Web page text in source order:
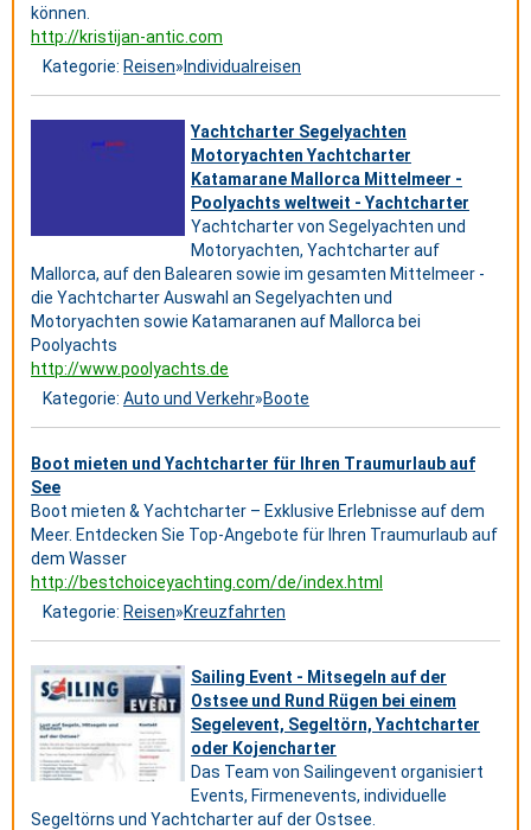
können.
http://kristijan-antic.com
Kategorie: Reisen» Individualreisen
Yachtcharter Segelyachten
Motoryachten Yachtcharter
Katamarane Mallorca Mittelmeer -
Poolyachts weltweit - Yachtcharter
Yachtcharter von Segelyachten und
Motoryachten, Yachtcharter auf
Mallorca, auf den Balearen sowie im gesamten Mittelmeer -
die Yachtcharter Auswahl an Segelyachten und
Motoryachten sowie Katamaranen auf Mallorca bei
Poolyachts
http://www.poolyachts.de
Kategorie: Auto und Verkehr»Boote
Boot mieten und Yachtcharter für Ihren Traumurlaub auf
See
Boot mieten & Yachtcharter – Exklusive Erlebnisse auf dem
Meer. Entdecken Sie Top-Angebote für Ihren Traumurlaub auf
dem Wasser
http://bestchoiceyachting.com/de/index.html
Kategorie: Reisen»Kreuzfahrten
Sailing Event - Mitsegeln auf der
Ostsee und Rund Rügen bei einem
Segelevent, Segeltörn, Yachtcharter
oder Kojencharter
Das Team von Sailingevent organisiert
Events, Firmenevents, individuelle
Segeltörns und Yachtcharter auf der Ostsee.